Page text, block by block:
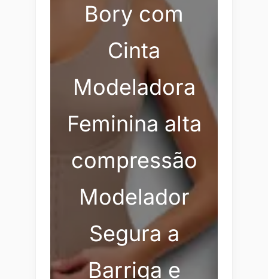
Bory com
Cinta
Modeladora
Feminina alta
compressão
Modelador
Segura a
Barriga e